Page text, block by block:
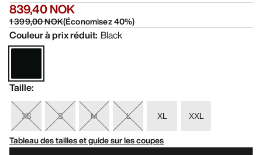
839,40 NOK
1 399,00 NOK(Économisez40%)
Couleur à prix réduit: Black
Taille:
XS S M L XL
XXL
Tableau des tailles et guide sur les coupes